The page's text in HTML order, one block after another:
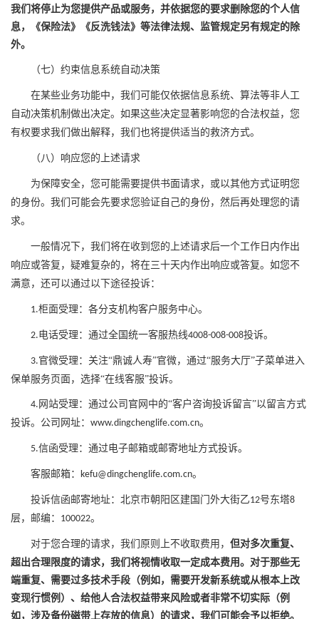
我们将停止为您提供产品或服务，并依据您的要求删除您的个人信
息，《保险法》《反洗钱法》等法律法规、监管规定另有规定的除
外。
（七）约束信息系统自动决策
在某些业务功能中，我们可能仅依据信息系统、算法等非人工
自动决策机制做出决定。如果这些决定显著影响您的合法权益，您
有权要求我们做出解释，我们也将提供适当的救济方式。
（八）响应您的上述请求
为保障安全，您可能需要提供书面请求，或以其他方式证明您
的身份。我们可能会先要求您验证自己的身份，然后再处理您的请
求。
一般情况下， 我们将在收到您的上述请求后一个工作日内作出
响应或答复，疑难复杂的，将在三十天内作出响应或答复。如您不
满意，还可以通过以下途径投诉：
1.柜面受理：各分支机构客户服务中心。
2.电话受理：通过全国统一客服热线4008-008-008投诉。
3.官微受理：关注“鼎诚人寿”官微，通过“服务大厅”子菜单进入
保单服务页面，选择“在线客服”投诉。
4. 网站受理：通过公司官网中的“客户咨询投诉留言”以留言方式
投诉。公司网址： www.dingchenglife.com.cn。
5.信函受理：通过电子邮箱或邮寄地址方式投诉。
客服邮箱： kefu@dingchenglife.com.cn。
投诉信函邮寄地址：北京市朝阳区建国门外大街乙12号东塔8
层，邮编： 100022。
对于您合理的请求，我们原则上不收取费用， 但对多次重复、
超出合理限度的请求，我们将视情收取一定成本费用。对于那些无
端重复、需要过多技术手段（例如，需要开发新系统或从根本上改
变现行惯例）、给他人合法权益带来风险或者非常不切实际（例
如，涉及备份磁带上存放的信息）的请求，我们可能会予以拒绝。